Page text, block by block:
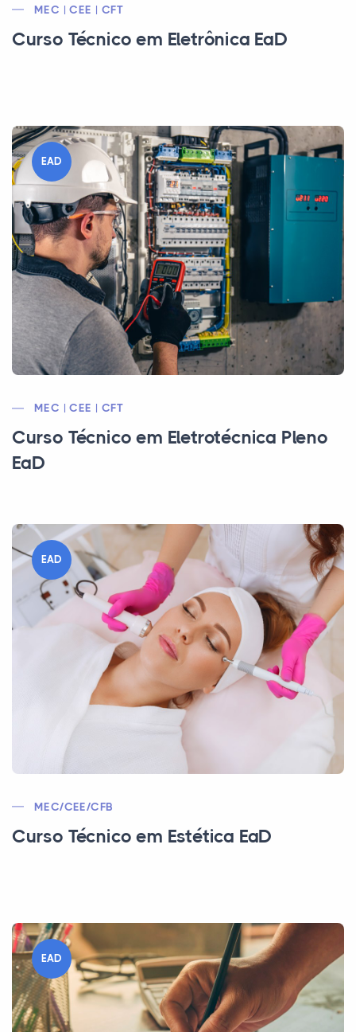
MEC | CEE | CFT
Curso Técnico em Eletrônica EaD
EAD
MEC | CEE | CFT
Curso Técnico em Eletrotécnica Pleno
EaD
EAD
MEC/CEE/CFB
Curso Técnico em Estética EaD
EAD